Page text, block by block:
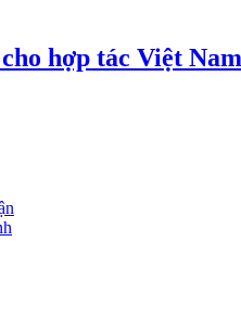
hợp tác Việt